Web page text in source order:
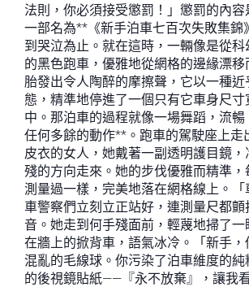
法則，你必須接受懲罰！」懲罰的內
一部名為**《新手泊車七百次失敗集錦
到哭泣為止。就在這時，一輛像是從
的黑色跑車，優雅地從網格的邊緣漂
胎發出令人陶醉的摩擦聲，它以一種
態，精準地停進了一個只有它車身尺
中。那泊車的過程就像一場舞蹈，流
任何多餘的動作**。跑車的駕駛座上走
皮衣的女人，她戴著一副透明護目鏡
殘的方向走來。她的步伐優雅而精準
測量過一樣，完美地落在網格線上。「
車警察們立刻立正站好，連測量尺都顫
音。她走到何手殘面前，輕蔑地掃了
在牆上的掀背車，語氣冰冷。「新手，
混亂的毛線球。你污染了泊車維度的
的後視鏡貼紙——『永不放棄』，讓我